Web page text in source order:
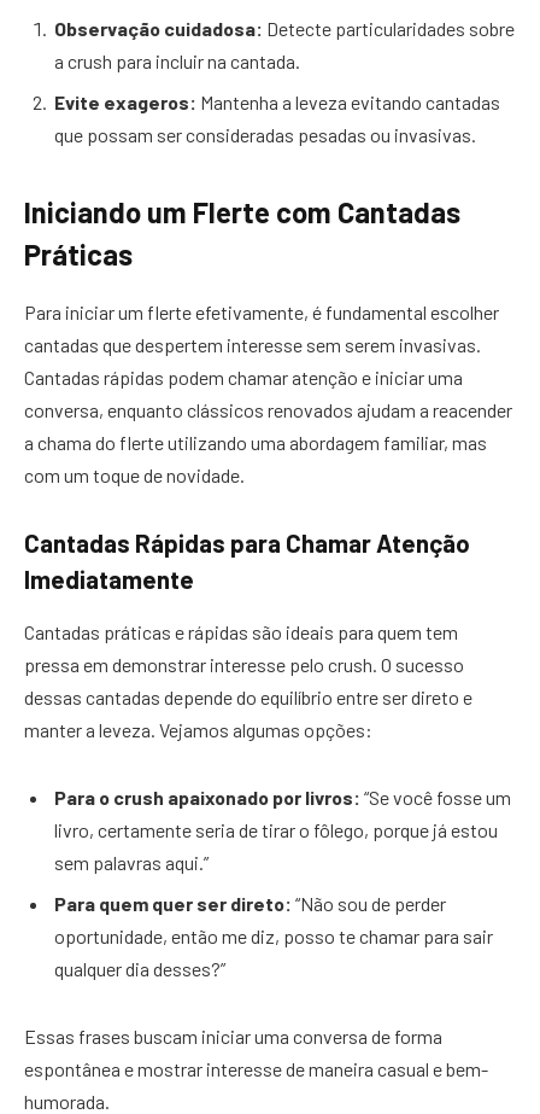
Observação cuidadosa: Detecte particularidades sobre
a crush para incluir na cantada.
Evite exageros: Mantenha a leveza evitando cantadas
que possam ser consideradas pesadas ou invasivas.
Iniciando um Flerte com Cantadas
Práticas
Para iniciar um flerte efetivamente, é fundamental escolher
cantadas que despertem interesse sem serem invasivas.
Cantadas rápidas podem chamar atenção e iniciar uma
conversa, enquanto clássicos renovados ajudam a reacender
a chama do flerte utilizando uma abordagem familiar, mas
com um toque de novidade.
Cantadas Rápidas para Chamar Atenção
Imediatamente
Cantadas práticas e rápidas são ideais para quem tem
pressa em demonstrar interesse pelo crush. O sucesso
dessas cantadas depende do equilíbrio entre ser direto e
manter a leveza. Vejamos algumas opções:
Para o crush apaixonado por livros: “Se você fosse um
livro, certamente seria de tirar o fôlego, porque já estou
sem palavras aqui.”
Para quem quer ser direto: “Não sou de perder
oportunidade, então me diz, posso te chamar para sair
qualquer dia desses?”
Essas frases buscam iniciar uma conversa de forma
espontânea e mostrar interesse de maneira casual e bem-
humorada.